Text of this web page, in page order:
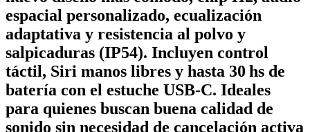
espacial personalizado, ecualización
adaptativa y resistencia al polvo y
salpicaduras (IP54). Incluyen control
táctil, Siri manos libres y hasta 30 hs de
batería con el estuche USB-C. Ideales
para quienes buscan buena calidad de
sonido sin necesidad de cancelación activa